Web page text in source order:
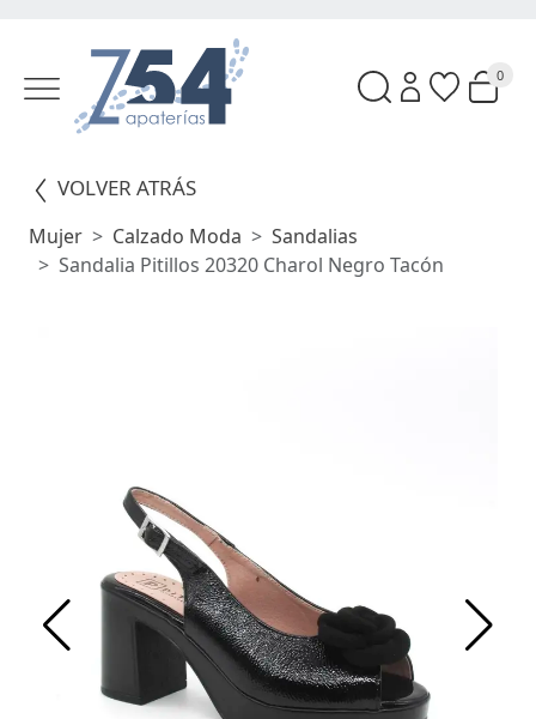
0
VOLVER ATRÁS
Mujer Calzado Moda
Sandalias
Sandalia Pitillos 20320 Charol Negro Tacón